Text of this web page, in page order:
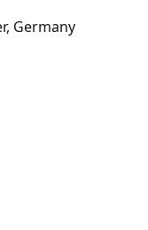
Germany